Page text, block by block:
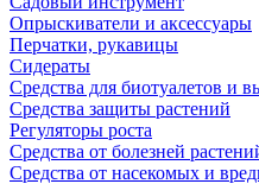
Опрыскиватели и аксессуары
Перчатки, рукавицы
Сидераты
Средства для биотуалетов и
Средства защиты растений
Регуляторы роста
Средства от болезней
Средства от насекомых и